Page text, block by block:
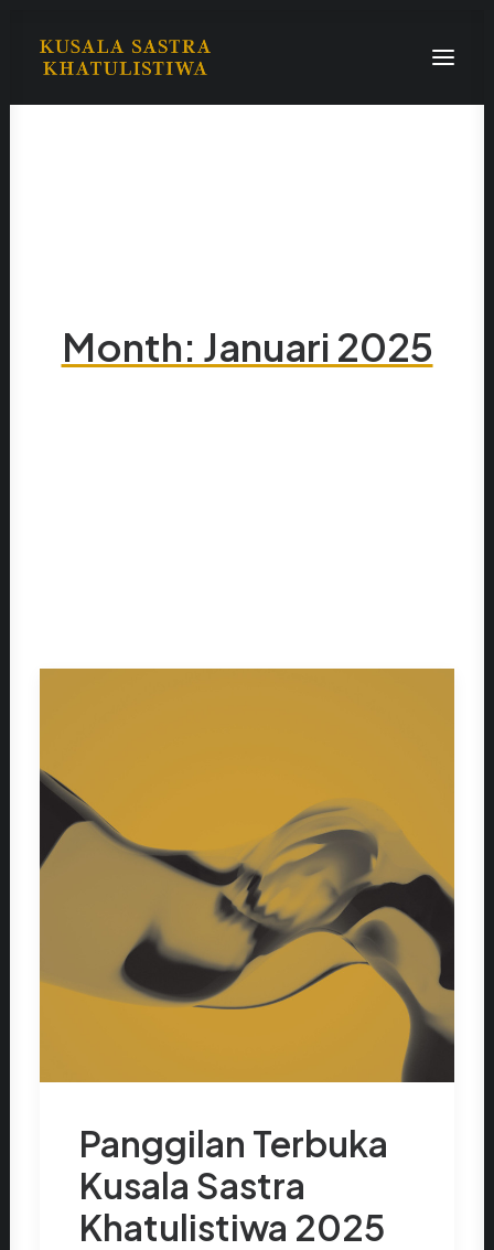
Month: Januari 2025
Panggilan Terbuka
Kusala Sastra
Khatulistiwa 2025